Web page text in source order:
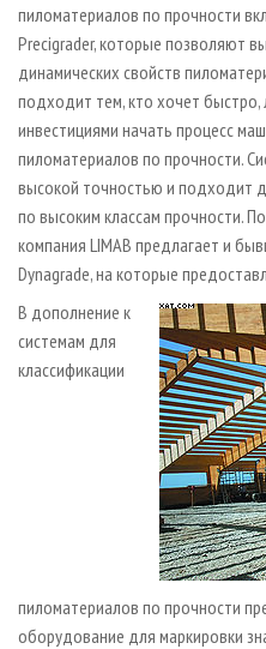
пиломатериалов по прочности
Precigrader, которые позволяют
динамических свойств
подходит тем, кто хочет быстро,
инвестициями начать процесс
пиломатериалов по прочности.
высокой точностью и подходит
по высоким классам прочности.
компания LIMAB предлагает и
Dynagrade, на которые
В дополнение к
системам для
классификации
пиломатериалов по прочности
оборудование для маркировки